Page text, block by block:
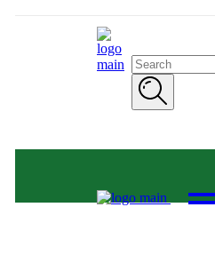
Search
for: